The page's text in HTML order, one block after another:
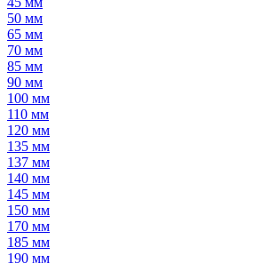
50 мм
65 мм
70 мм
85 мм
90 мм
100 мм
110 мм
120 мм
135 мм
137 мм
140 мм
145 мм
150 мм
170 мм
185 мм
190 мм